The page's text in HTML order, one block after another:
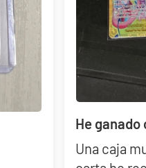
He
Una caja